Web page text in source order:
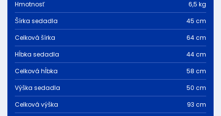
Hmotnosť
6,5 kg
Šírka sedadla
45 cm
Celková šírka
64 cm
Hĺbka sedadla
44 cm
Celková hĺbka
58 cm
Výška sedadla
50 cm
Celková výška
93 cm